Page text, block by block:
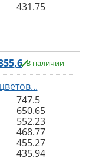
431.75
В наличии
747.5
650.65
552.23
468.77
455.27
435.94